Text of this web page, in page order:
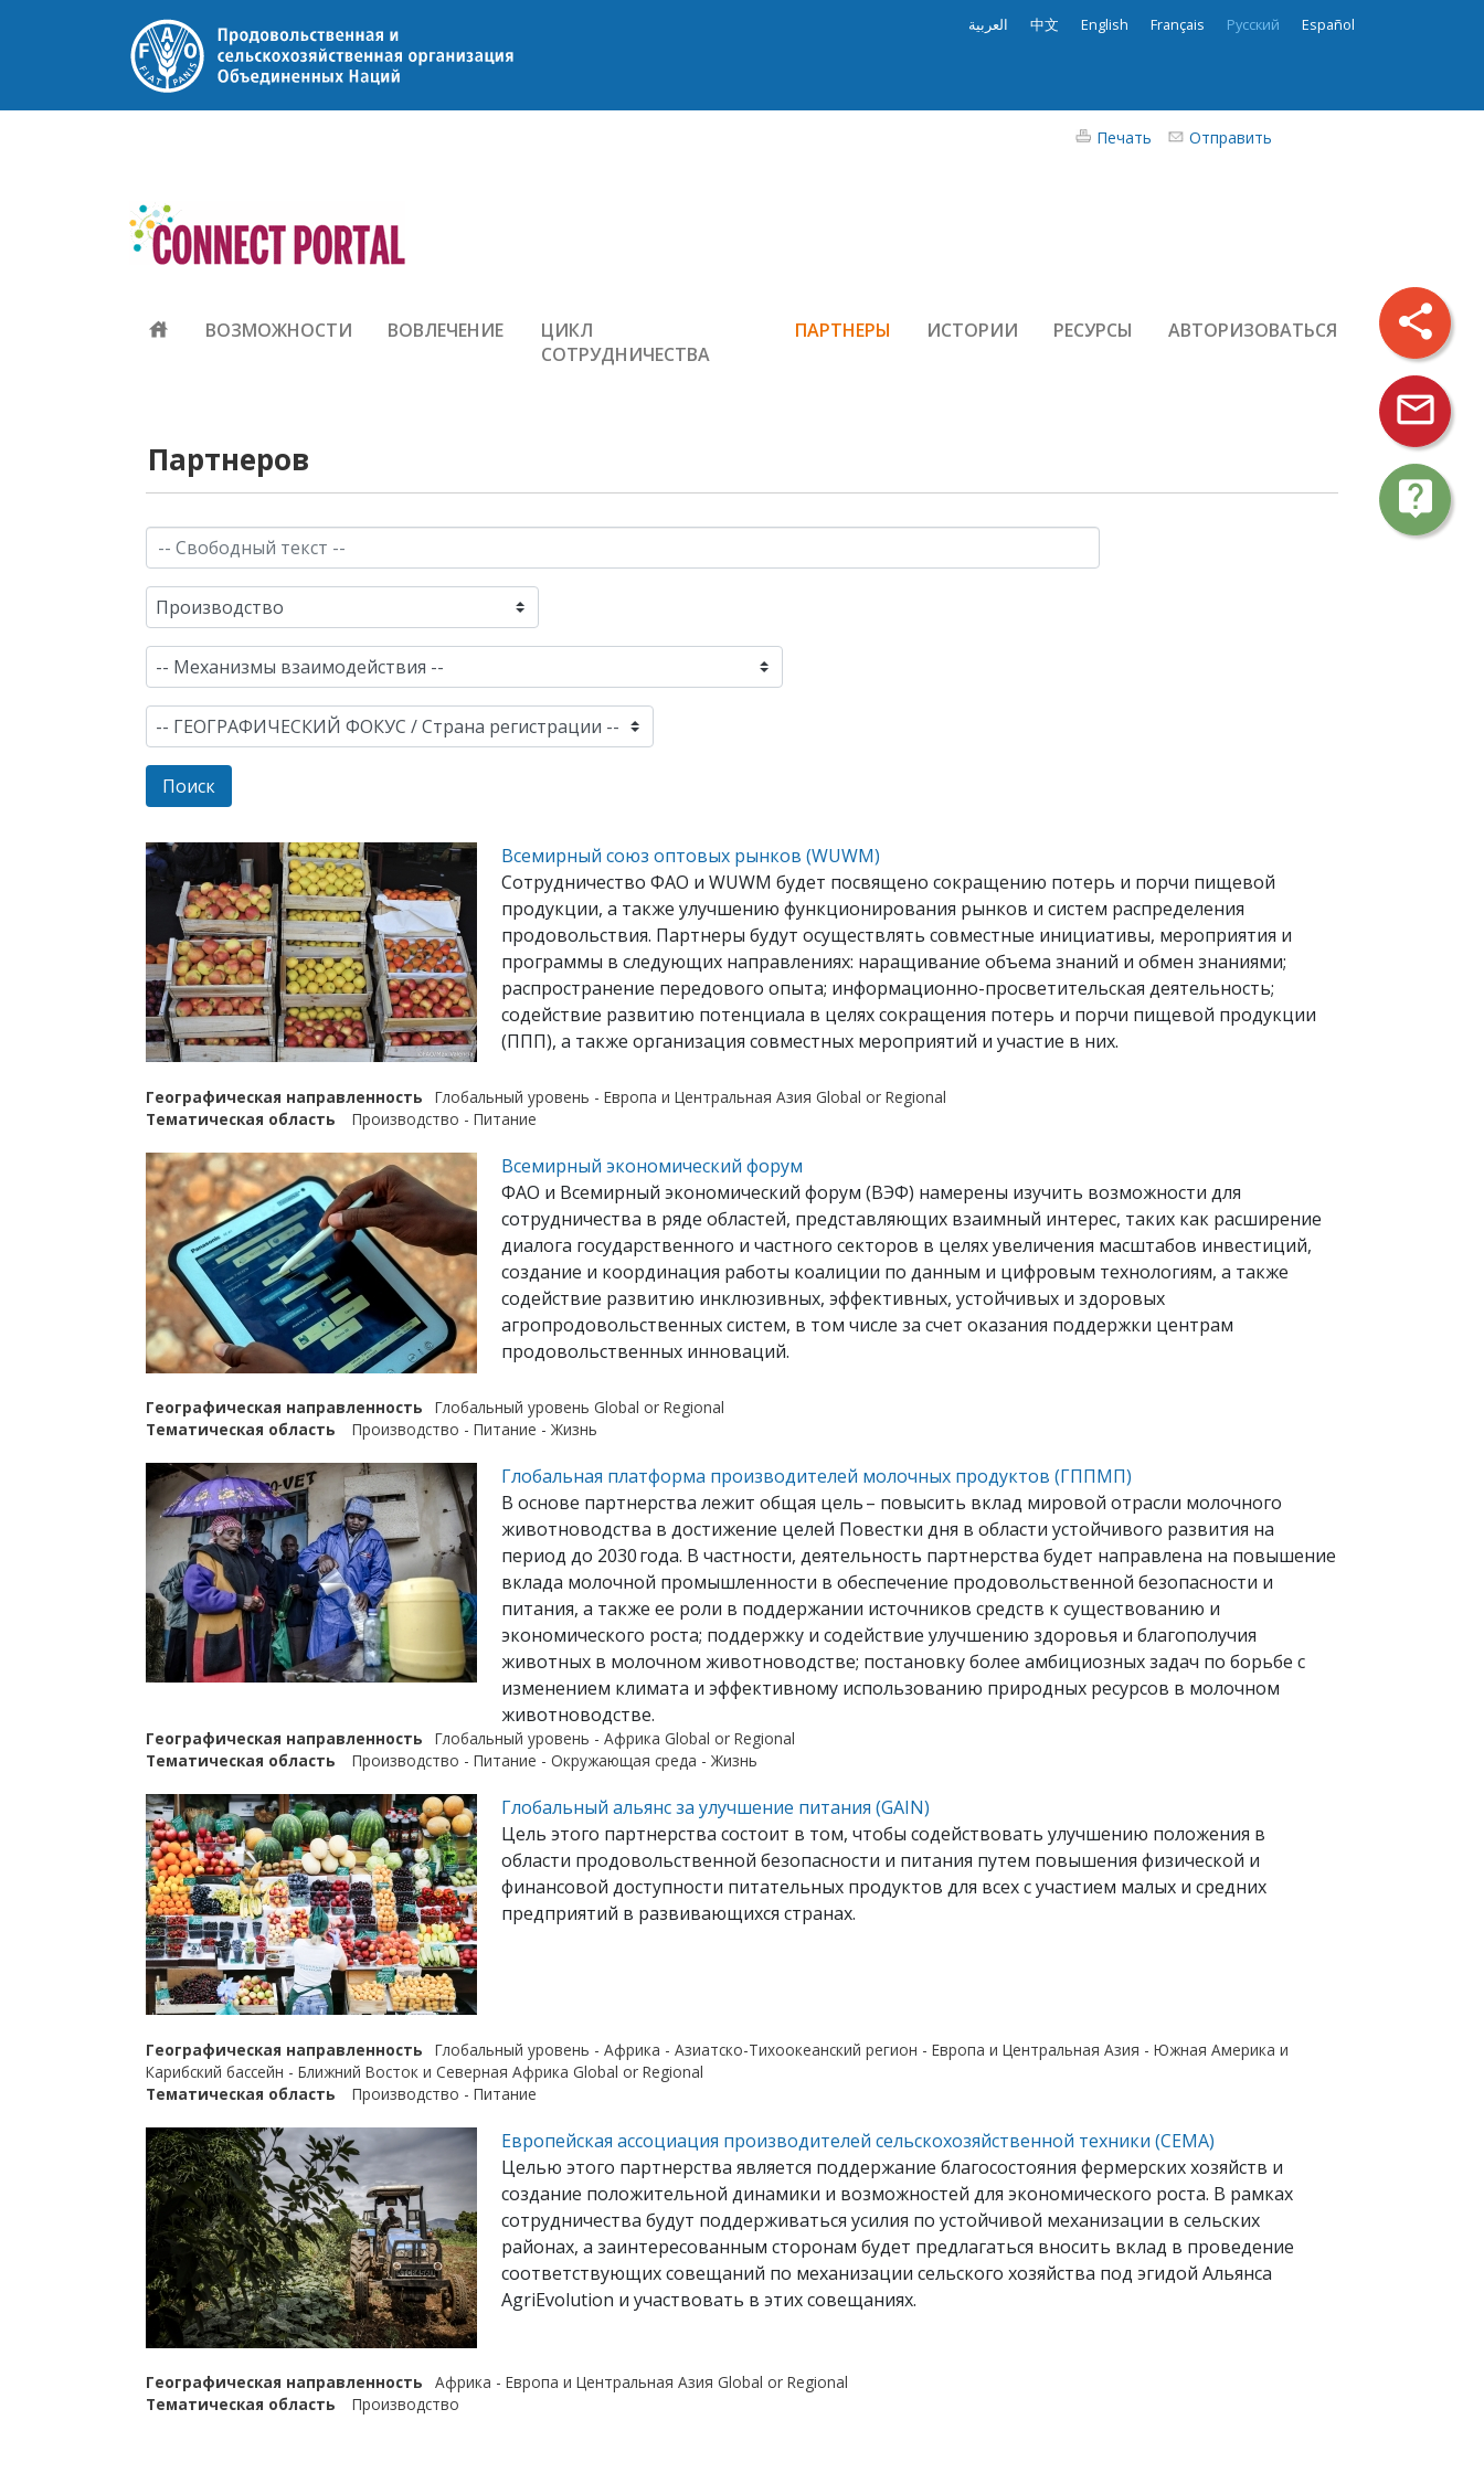
العربية 中文 English Français Русский Español
share
mail
live_help
Печать Отправить
house ВОЗМОЖНОСТИ ВОВЛЕЧЕНИЕ
ЦИКЛ
СОТРУДНИЧЕСТВА
ПАРТНЕРЫ ИСТОРИИ РЕСУРСЫ АВТОРИЗОВАТЬСЯ
Партнеров
Всемирный союз оптовых рынков (WUWM)
Сотрудничество ФАО и WUWM будет посвящено сокращению потерь и порчи пищевой
продукции, а также улучшению функционирования рынков и систем распределения
продовольствия. Партнеры будут осуществлять совместные инициативы, мероприятия и
программы в следующих направлениях: наращивание объема знаний и обмен знаниями;
распространение передового опыта; информационно-просветительская деятельность;
содействие развитию потенциала в целях сокращения потерь и порчи пищевой продукции
(ППП), а также организация совместных мероприятий и участие в них.
Географическая направленность
Глобальный уровень - Европа и Центральная Азия Global or Regional
Тематическая область
Производство - Питание
Всемирный экономический форум
ФАО и Всемирный экономический форум (ВЭФ) намерены изучить возможности для
сотрудничества в ряде областей, представляющих взаимный интерес, таких как расширение
диалога государственного и частного секторов в целях увеличения масштабов инвестиций,
создание и координация работы коалиции по данным и цифровым технологиям, а также
содействие развитию инклюзивных, эффективных, устойчивых и здоровых
агропродовольственных систем, в том числе за счет оказания поддержки центрам
продовольственных инноваций.
Географическая направленность
Глобальный уровень Global or Regional
Тематическая область
Производство - Питание - Жизнь
Глобальная платформа производителей молочных продуктов (ГППМП)
В основе партнерства лежит общая цель – повысить вклад мировой отрасли молочного
животноводства в достижение целей Повестки дня в области устойчивого развития на
период до 2030 года. В частности, деятельность партнерства будет направлена на повышение
вклада молочной промышленности в обеспечение продовольственной безопасности и
питания, а также ее роли в поддержании источников средств к существованию и
экономического роста; поддержку и содействие улучшению здоровья и благополучия
животных в молочном животноводстве; постановку более амбициозных задач по борьбе с
изменением климата и эффективному использованию природных ресурсов в молочном
животноводстве.
Географическая направленность
Глобальный уровень - Африка Global or Regional
Тематическая область
Производство - Питание - Окружающая среда - Жизнь
Глобальный альянс за улучшение питания (GAIN)
Цель этого партнерства состоит в том, чтобы содействовать улучшению положения в
области продовольственной безопасности и питания путем повышения физической и
финансовой доступности питательных продуктов для всех с участием малых и средних
предприятий в развивающихся странах.
Географическая направленность
Глобальный уровень - Африка - Азиатско-Тихоокеанский регион - Европа и Центральная Азия - Южная Америка и
Карибский бассейн - Ближний Восток и Северная Африка Global or Regional
Тематическая область
Производство - Питание
Европейская ассоциация производителей сельскохозяйственной техники (CEMA)
Целью этого партнерства является поддержание благосостояния фермерских хозяйств и
создание положительной динамики и возможностей для экономического роста. В рамках
сотрудничества будут поддерживаться усилия по устойчивой механизации в сельских
районах, а заинтересованным сторонам будет предлагаться вносить вклад в проведение
соответствующих совещаний по механизации сельского хозяйства под эгидой Альянса
AgriEvolution и участвовать в этих совещаниях.
Географическая направленность
Африка - Европа и Центральная Азия Global or Regional
Тематическая область
Производство